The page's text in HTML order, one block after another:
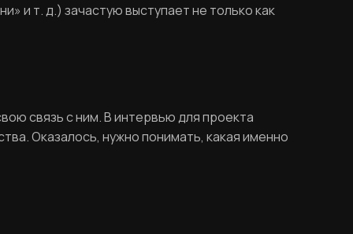
и т. д.) зачастую выступает не только как
связь с ним. В интервью для проекта
Оказалось, нужно понимать, какая именно